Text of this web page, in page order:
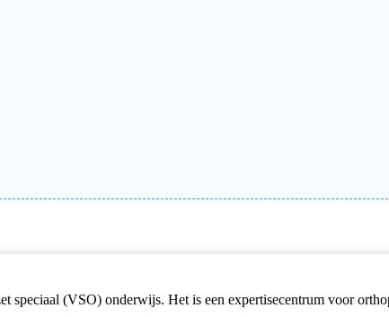
speciaal (VSO) onderwijs. Het is een expertisecentrum voor